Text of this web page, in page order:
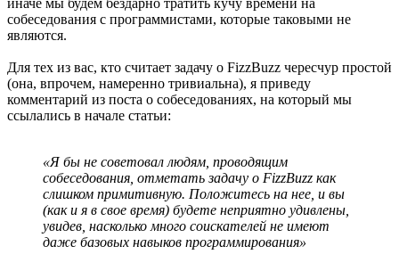
собеседования с программистами, которые таковыми не
являются.
Для тех из вас, кто считает задачу о FizzBuzz чересчур простой
(она, впрочем, намеренно тривиальна), я приведу
комментарий из поста о собеседованиях, на который мы
ссылались в начале статьи:
«Я бы не советовал людям, проводящим
собеседования, отметать задачу о FizzBuzz как
слишком примитивную. Положитесь на нее, и вы
(как и я в свое время) будете неприятно удивлены,
увидев, насколько много соискателей не имеют
даже базовых навыков программирования»